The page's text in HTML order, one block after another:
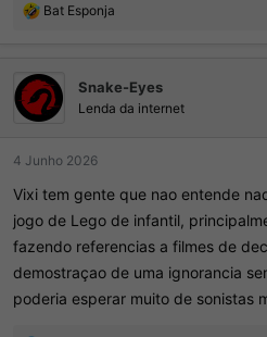
R
õ
e
s
Bat Esponja
Snake-Eyes
Lenda da internet
4 Junho 2026
Vixi tem gente que nao entende
jogo de Lego de infantil,
fazendo referencias a filmes de
demostraçao de uma ignorancia
poderia esperar muito de sonistas